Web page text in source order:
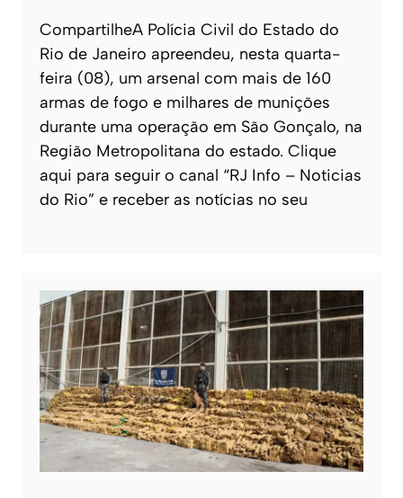
CompartilheA Polícia Civil do Estado do
Rio de Janeiro apreendeu, nesta quarta-
feira (08), um arsenal com mais de 160
armas de fogo e milhares de munições
durante uma operação em São Gonçalo, na
Região Metropolitana do estado. Clique
aqui para seguir o canal “RJ Info – Noticias
do Rio” e receber as notícias no seu